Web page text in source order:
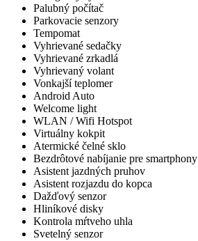
Palubný počítač
Parkovacie senzory
Tempomat
Vyhrievané sedačky
Vyhrievané zrkadlá
Vyhrievaný volant
Vonkajší teplomer
Android Auto
Welcome light
WLAN / Wifi Hotspot
Virtuálny kokpit
Atermické čelné sklo
Bezdrôtové nabíjanie pre smartphony
Asistent jazdných pruhov
Asistent rozjazdu do kopca
Dažďový senzor
Hliníkové disky
Kontrola mŕtveho uhla
Svetelný senzor